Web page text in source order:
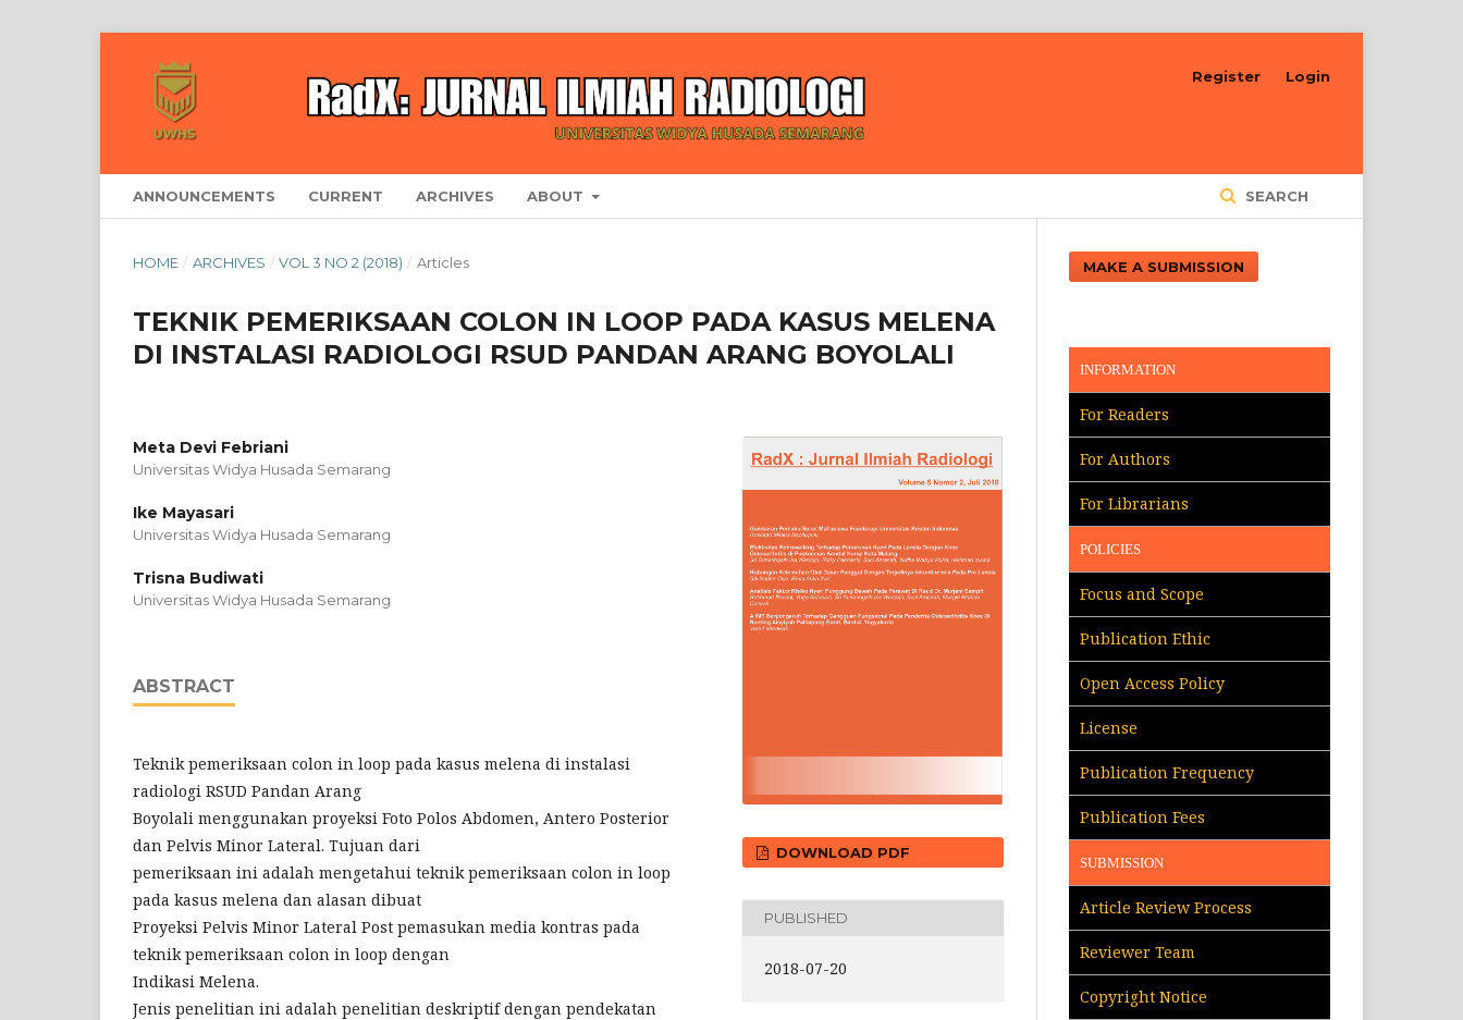
ANNOUNCEMENTS CURRENT ARCHIVES ABOUT SEARCH
Register Login
HOME / ARCHIVES / VOL 3 NO 2 (2018) / Articles
TEKNIK PEMERIKSAAN COLON IN LOOP PADA KASUS MELENA
DI INSTALASI RADIOLOGI RSUD PANDAN ARANG BOYOLALI
Meta Devi Febriani
Universitas Widya Husada Semarang
Ike Mayasari
Universitas Widya Husada Semarang
Trisna Budiwati
Universitas Widya Husada Semarang
ABSTRACT
Teknik pemeriksaan colon in loop pada kasus melena di instalasi
radiologi RSUD Pandan Arang
Boyolali menggunakan proyeksi Foto Polos Abdomen, Antero Posterior
dan Pelvis Minor Lateral. Tujuan dari
pemeriksaan ini adalah mengetahui teknik pemeriksaan colon in loop
pada kasus melena dan alasan dibuat
Proyeksi Pelvis Minor Lateral Post pemasukan media kontras pada
teknik pemeriksaan colon in loop dengan
Indikasi Melena.
Jenis penelitian ini adalah penelitian deskriptif dengan pendekatan
DOWNLOAD PDF
PUBLISHED
2018-07-20
MAKE A SUBMISSION
INFORMATION
For Readers
For Authors
For Librarians
POLICIES
Focus and Scope
Publication Ethic
Open Access Policy
License
Publication Frequency
Publication Fees
SUBMISSION
Article Review Process
Reviewer Team
Copyright Notice